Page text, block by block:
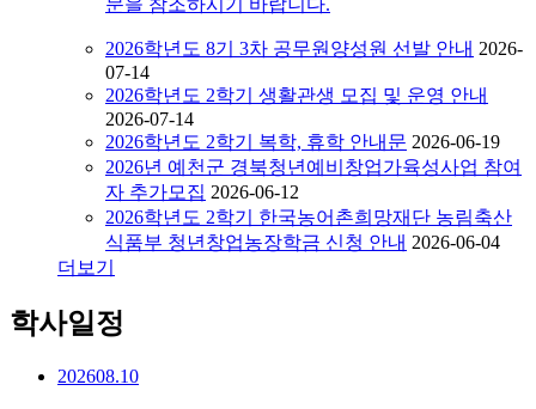
2026학년도 8기 3차 공무원양성원 선발 안내 2026-
07-14
2026학년도 2학기 생활관생 모집 및 운영 안내
2026-07-14
2026학년도 2학기 복학, 휴학 안내문 2026-06-19
2026년 예천군 경북청년예비창업가육성사업 참여
자 추가모집 2026-06-12
2026학년도 2학기 한국농어촌희망재단 농림축산
식품부 청년창업농장학금 신청 안내 2026-06-04
더보기
학사일정
202608.10